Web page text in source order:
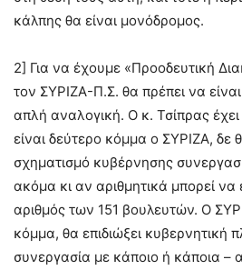
κάλπης θα είναι μονόδρομος.
2] Για να έχουμε «Προοδευτική
τον ΣΥΡΙΖΑ-Π.Σ. θα πρέπει να
απλή αναλογική. Ο κ. Τσίπρας έχει
είναι δεύτερο κόμμα ο ΣΥΡΙΖΑ, δε
σχηματισμό κυβέρνησης
ακόμα κι αν αριθμητικά μπορεί να
αριθμός των 151 βουλευτών. Ο
κόμμα, θα επιδιώξει κυβερνητική
συνεργασία με κάποιο ή κάποια –